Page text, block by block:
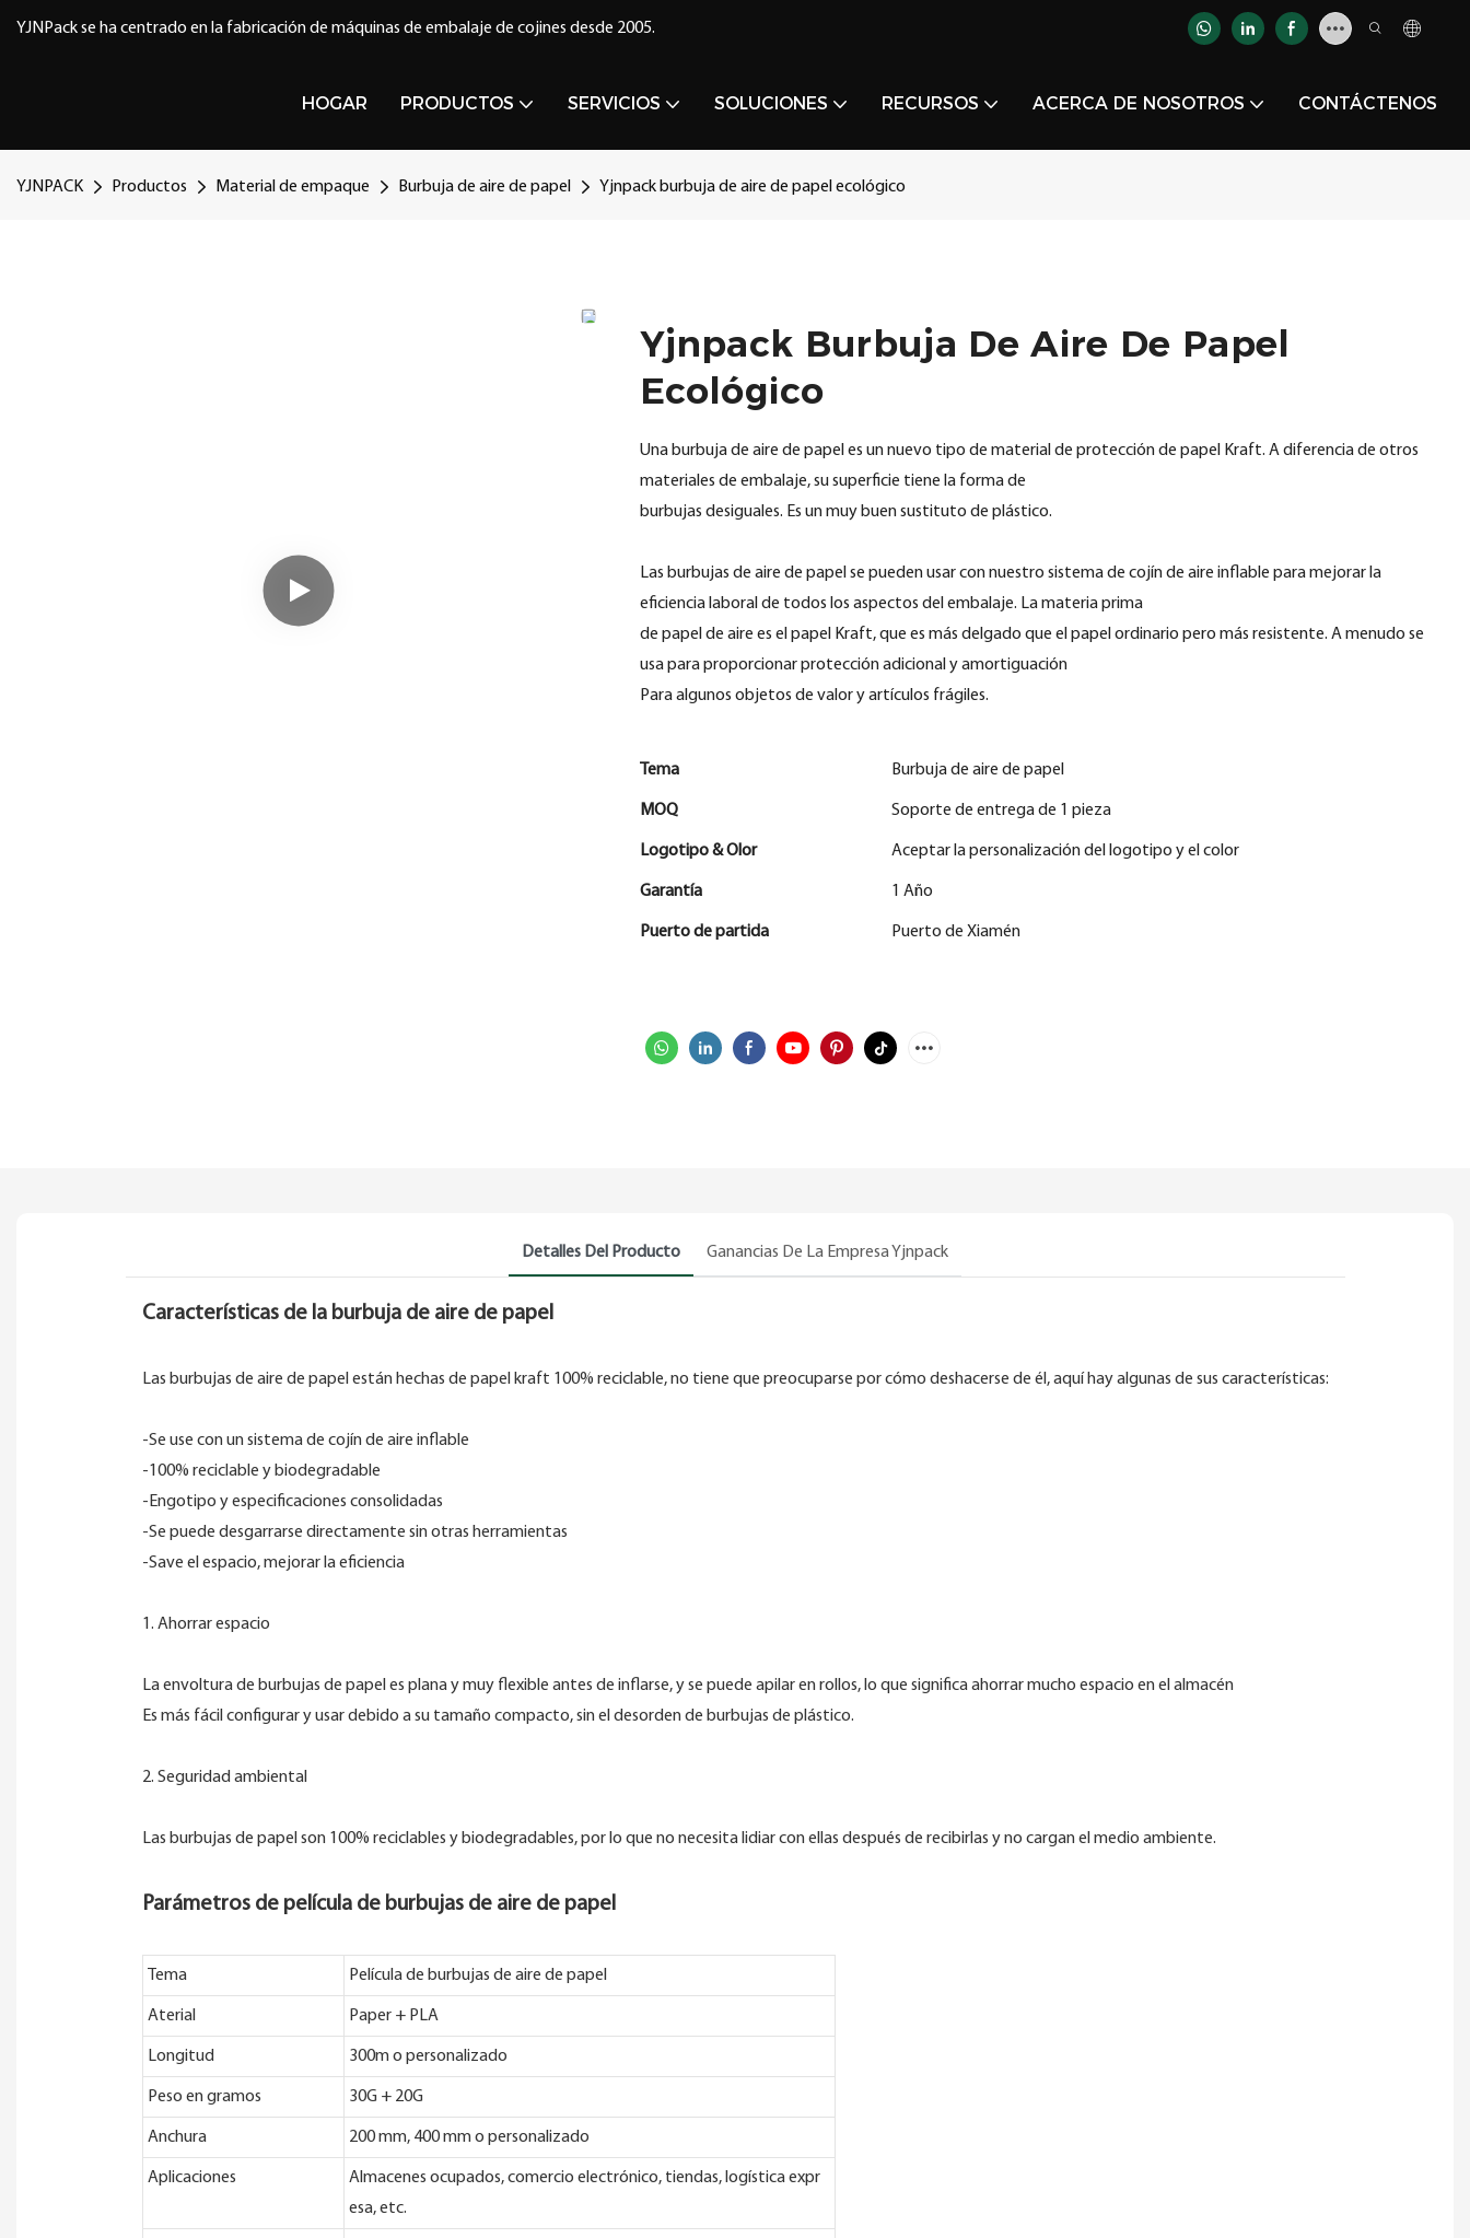
YJNPack se ha centrado en la fabricación de máquinas de embalaje de cojines desde 2005.
HOGAR PRODUCTOS SERVICIOS SOLUCIONES RECURSOS ACERCA DE NOSOTROS CONTÁCTENOS
YJNPACK Productos Material de empaque Burbuja de aire de papel Yjnpack burbuja de aire de papel ecológico
Yjnpack Burbuja De Aire De Papel
Ecológico
Una burbuja de aire de papel es un nuevo tipo de material de protección de papel Kraft. A diferencia de otros
materiales de embalaje, su superficie tiene la forma de
burbujas desiguales. Es un muy buen sustituto de plástico.
Las burbujas de aire de papel se pueden usar con nuestro sistema de cojín de aire inflable para mejorar la
eficiencia laboral de todos los aspectos del embalaje. La materia prima
de papel de aire es el papel Kraft, que es más delgado que el papel ordinario pero más resistente. A menudo se
usa para proporcionar protección adicional y amortiguación
Para algunos objetos de valor y artículos frágiles.
Tema Burbuja de aire de papel
MOQ Soporte de entrega de 1 pieza
Logotipo & Olor Aceptar la personalización del logotipo y el color
Garantía 1 Año
Puerto de partida Puerto de Xiamén
Detalles Del Producto Ganancias De La Empresa Yjnpack
Características de la burbuja de aire de papel
Las burbujas de aire de papel están hechas de papel kraft 100% reciclable, no tiene que preocuparse por cómo deshacerse de él, aquí hay algunas de sus características:
-Se use con un sistema de cojín de aire inflable
-100% reciclable y biodegradable
-Engotipo y especificaciones consolidadas
-Se puede desgarrarse directamente sin otras herramientas
-Save el espacio, mejorar la eficiencia
1. Ahorrar espacio
La envoltura de burbujas de papel es plana y muy flexible antes de inflarse, y se puede apilar en rollos, lo que significa ahorrar mucho espacio en el almacén
Es más fácil configurar y usar debido a su tamaño compacto, sin el desorden de burbujas de plástico.
2. Seguridad ambiental
Las burbujas de papel son 100% reciclables y biodegradables, por lo que no necesita lidiar con ellas después de recibirlas y no cargan el medio ambiente.
Parámetros de película de burbujas de aire de papel
Tema Película de burbujas de aire de papel
Aterial Paper + PLA
Longitud 300m o personalizado
Peso en gramos 30G + 20G
Anchura 200 mm, 400 mm o personalizado
Aplicaciones
Almacenes ocupados, comercio electrónico, tiendas, logística expr
esa, etc.